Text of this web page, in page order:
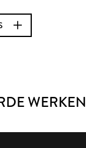
WERKEN